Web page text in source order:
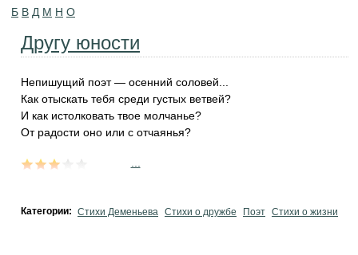
Б В Д М Н О
Другу юности
Непишущий поэт — осенний соловей...
Как отыскать тебя среди густых ветвей?
И как истолковать твое молчанье?
От радости оно или с отчаянья?
Категории: Стихи Деменьева Стихи о дружбе Поэт Стихи о жизни